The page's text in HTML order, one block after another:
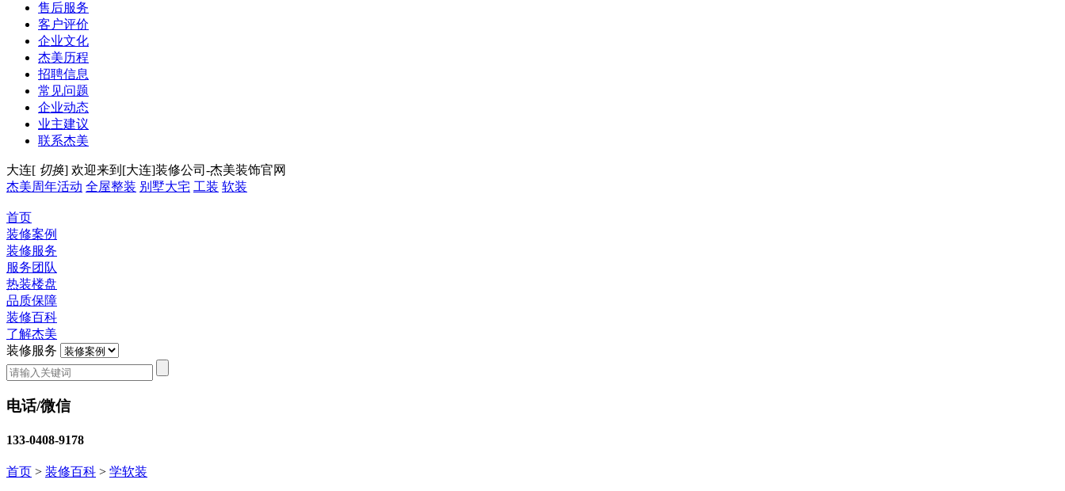
售后服务
客户评价
企业文化
杰美历程
招聘信息
常见问题
企业动态
业主建议
联系杰美
大连[ 切换] 欢迎来到[大连]装修公司-杰美装饰官网
杰美周年活动 全屋整装 别墅大宅 工装 软装
首页
装修案例
装修服务
服务团队
热装楼盘
品质保障
装修百科
了解杰美
装修服务
电话/微信
133-0408-9178
首页 > 装修百科 > 学软装